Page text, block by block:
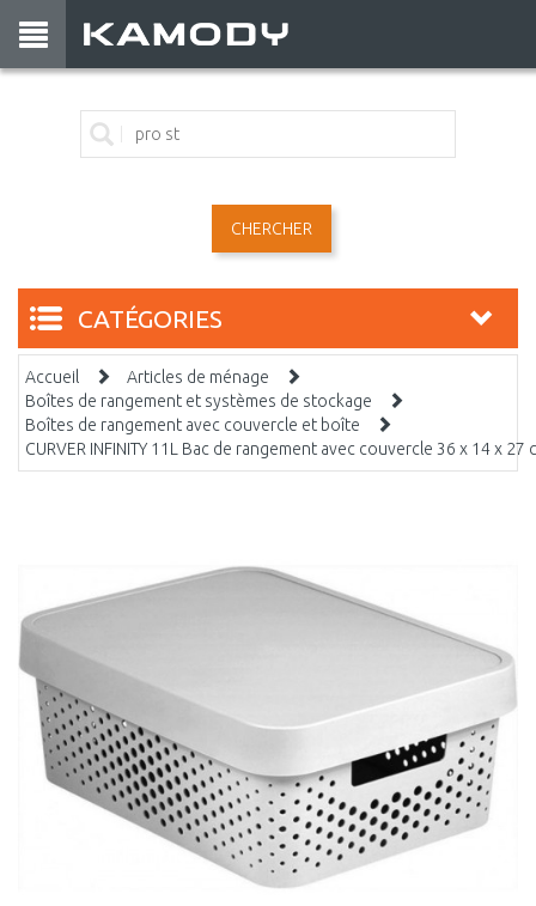
CHERCHER
CATÉGORIES
Accueil
Articles de ménage
Boîtes de rangement et systèmes de stockage
Boîtes de rangement avec couvercle et boîte
CURVER INFINITY 11L Bac de rangement avec couvercle 36 x 14 x 27